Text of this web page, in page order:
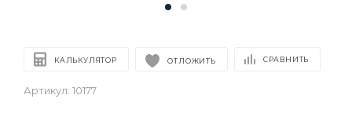
КАЛЬКУЛЯТОР ОТЛОЖИТЬ СРАВНИТЬ
Артикул: 10177